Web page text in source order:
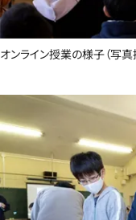
オンライン授業の様子（写真